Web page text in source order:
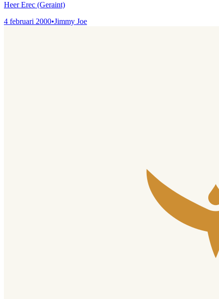
Heer Erec (Geraint)
4 februari 2000•Jimmy Joe